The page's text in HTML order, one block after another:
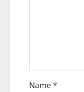
i
Name*